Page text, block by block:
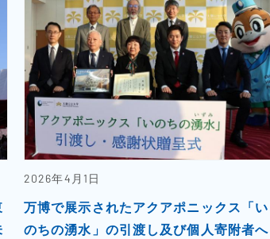
2026年4月1日
万博で展示されたアクアポニックス「い
のちの湧水」の引渡し及び個人寄附者へ